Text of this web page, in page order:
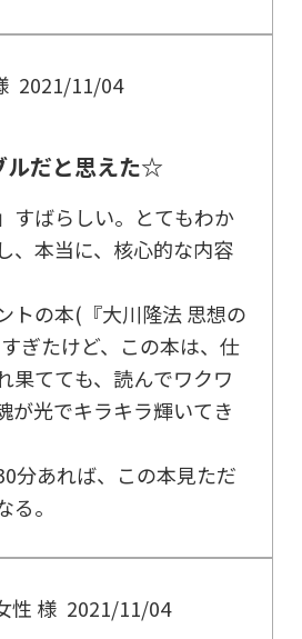
2021/11/04
ルだと思えた☆
すばらしい。とてもわか
、本当に、核心的な内容
トの本(『大川隆法 思想の
ぎたけど、この本は、仕
果てても、読んでワクワ
が光でキラキラ輝いてき
分あれば、この本見ただ
。
性 様 2021/11/04